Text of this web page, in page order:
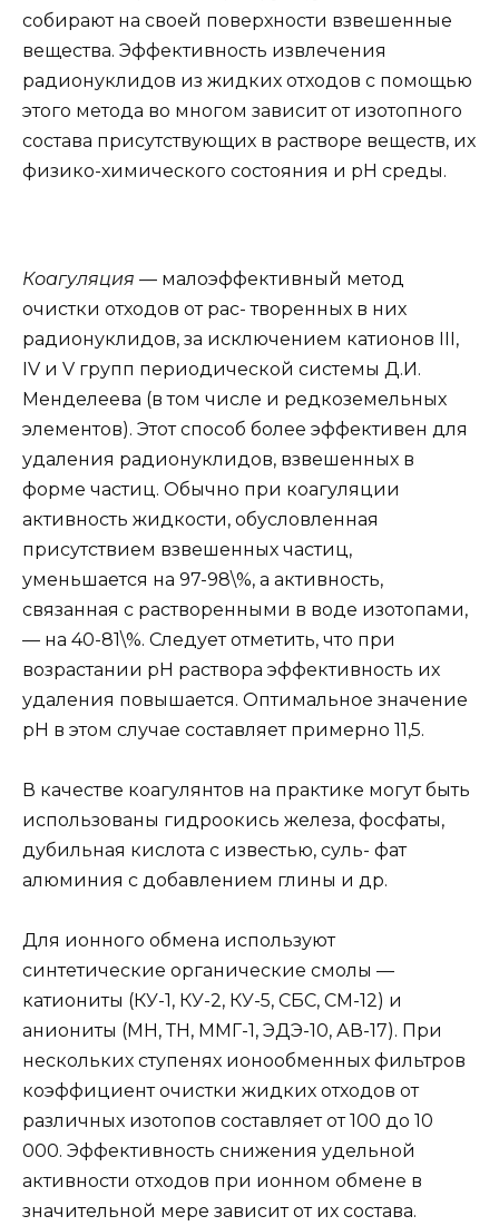
собирают на своей поверхности взвешенные
вещества. Эффективность извлечения
радионуклидов из жидких отходов с помощью
этого метода во многом зависит от изотопного
состава присутствующих в растворе веществ, их
физико-химического состояния и рН среды.
Коагуляция — малоэффективный метод
очистки отходов от рас- творенных в них
радионуклидов, за исключением катионов III,
IV и V групп периодической системы Д.И.
Менделеева (в том числе и редкоземельных
элементов). Этот способ более эффективен для
удаления радионуклидов, взвешенных в
форме частиц. Обычно при коагуляции
активность жидкости, обусловленная
присутствием взвешенных частиц,
уменьшается на 97-98\%, а активность,
связанная с растворенными в воде изотопами,
— на 40-81\%. Следует отметить, что при
возрастании рН раствора эффективность их
удаления повышается. Оптимальное значение
рН в этом случае составляет примерно 11,5.
В качестве коагулянтов на практике могут быть
использованы гидроокись железа, фосфаты,
дубильная кислота с известью, суль- фат
алюминия с добавлением глины и др.
Для ионного обмена используют
синтетические органические смолы —
катиониты (КУ-1, КУ-2, КУ-5, СБС, СМ-12) и
аниониты (МН, ТН, ММГ-1, ЭДЭ-10, АВ-17). При
нескольких ступенях ионообменных фильтров
коэффициент очистки жидких отходов от
различных изотопов составляет от 100 до 10
000. Эффективность снижения удельной
активности отходов при ионном обмене в
значительной мере зависит от их состава.